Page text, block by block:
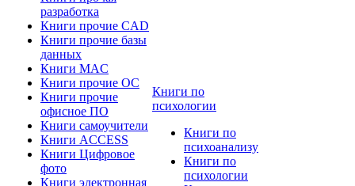
разработка
Книги прочие CAD
Книги прочие базы
данных
Книги MAC
Книги прочие ОС
Книги прочие
офисное ПО
Книги самоучители
Книги ACCESS
Книги Цифровое
фото
Книги электронная
Книги по
психологии
Книги по
психоанализу
Книги по
психологии